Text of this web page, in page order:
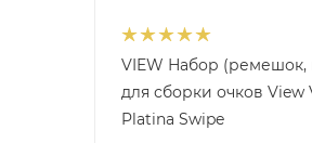
VIEW Набор
для сборки очков View
Platina Swipe